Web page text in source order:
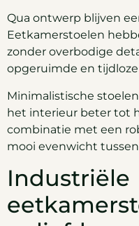
Qua ontwerp blijven
Eetkamerstoelen
zonder overbodige
opgeruimde en
Minimalistische
het interieur beter tot
combinatie met een
mooi evenwicht
Industriële